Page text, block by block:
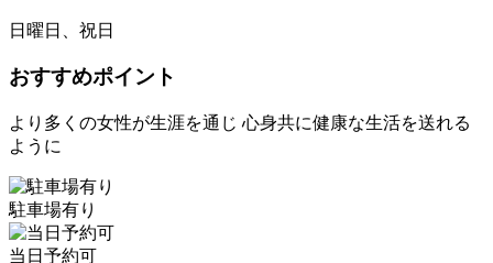
日曜日、祝日
おすすめポイント
より多くの女性が生涯を通じ 心身共に健康な生活を送れる
ように
駐車場有り
当日予約可